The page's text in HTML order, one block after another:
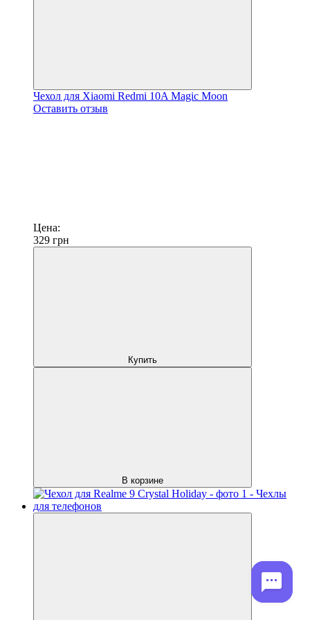
Чехол для Xiaomi Redmi 10A Magic Moon
Оставить отзыв
Цена:
329 грн
Купить
В корзине